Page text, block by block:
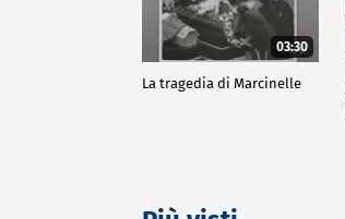
03:30
La tragedia di Marcinelle